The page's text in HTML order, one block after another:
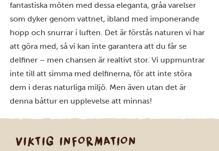
fantastiska möten med dessa eleganta, gråa varelser
som dyker genom vattnet, ibland med imponerande
hopp och snurrar i luften. Det är förstås naturen vi har
att göra med, så vi kan inte garantera att du får se
delfiner – men chansen är realtivt stor. Vi uppmuntrar
inte till att simma med delfinerna, för att inte störa
dem i deras naturliga miljö. Men även utan det är
denna båttur en upplevelse att minnas!
VIKTIG INFORMATION